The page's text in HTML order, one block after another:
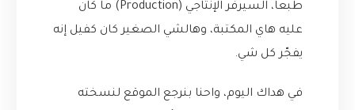
طبعاً، السيرفر الإنتاجي (Production) ما كان
عليه هاي المكتبة، وهالشي الصغير كان كفيل إنه
يفجّر كل شي.
في هداك اليوم، واحنا بنرجع الموقع لنسخته